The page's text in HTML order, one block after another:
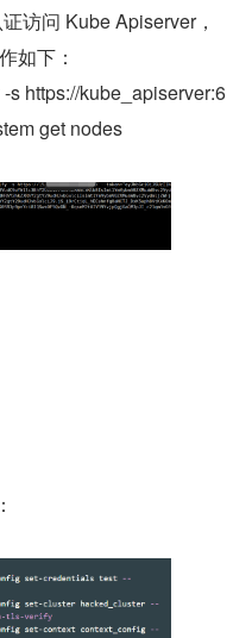
访问 Kube Apiserver，
如下：
s https://kube_apiserver:6
get nodes